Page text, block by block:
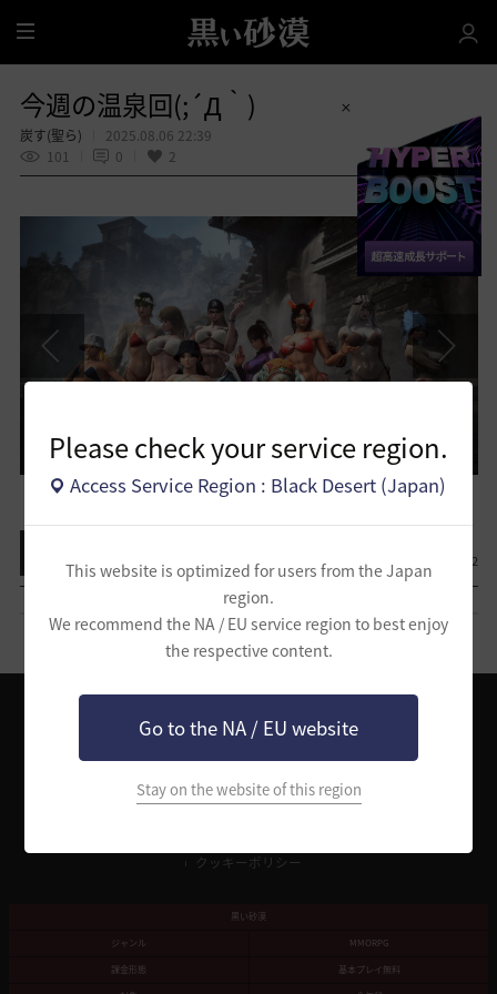
Please check your service region.
Access Service Region : Black Desert (Japan)
This website is optimized for users from the Japan
region.
We recommend the NA / EU service region to best enjoy
the respective content.
Go to the NA / EU website
Stay on the website of this region
全
体
今週の温泉回(;´Д｀)
炭す(聖ら)
2025.08.06 22:39
101
0 2
共有する
2
「黒い砂漠」サービス利用規約
クッキーポリシー
黒い砂漠
ジャンル
MMORPG
課金形態
基本プレイ無料